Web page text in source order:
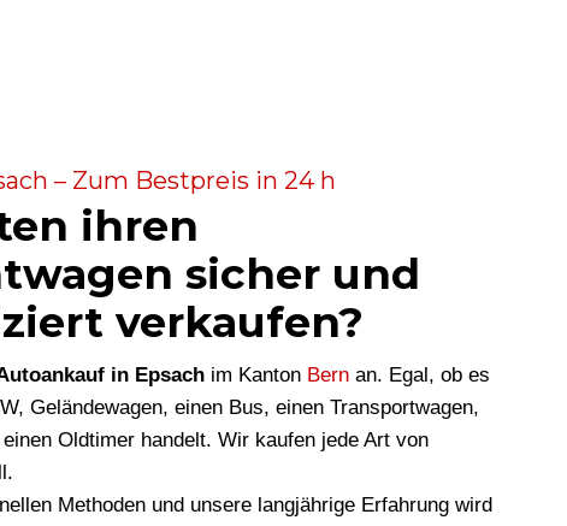
– Zum Bestpreis in 24 h
ihren
sicher und
verkaufen?
in Epsach im Kanton Bern an. Egal, ob es
Geländewagen, einen Bus, einen Transportwagen,
Oldtimer handelt. Wir kaufen jede Art von
Methoden und unsere langjährige Erfahrung wird